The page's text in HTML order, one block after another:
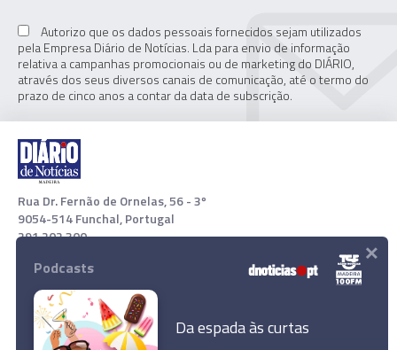
Autorizo que os dados pessoais fornecidos sejam utilizados
pela Empresa Diário de Notícias. Lda para envio de informação
relativa a campanhas promocionais ou de marketing do DIÁRIO,
através dos seus diversos canais de comunicação, até o termo do
prazo de cinco anos a contar da data de subscrição.
Rua Dr. Fernão de Ornelas, 56 - 3º
9054-514 Funchal, Portugal
291 202 300
Download App
Podcasts
Da espada às curtas
×